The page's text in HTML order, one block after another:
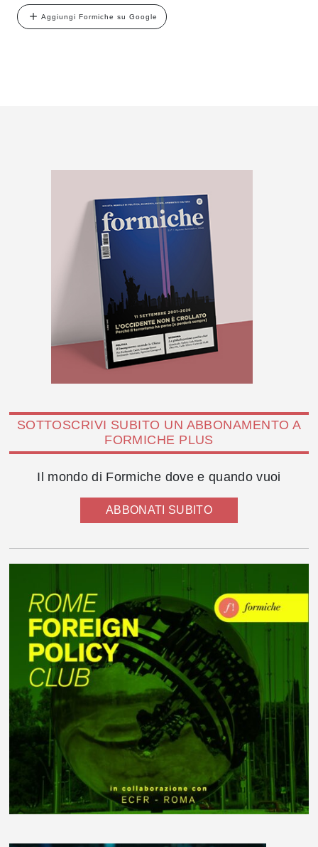
Aggiungi Formiche su Google
SOTTOSCRIVI SUBITO UN ABBONAMENTO A
FORMICHE PLUS
Il mondo di Formiche dove e quando vuoi
ABBONATI SUBITO